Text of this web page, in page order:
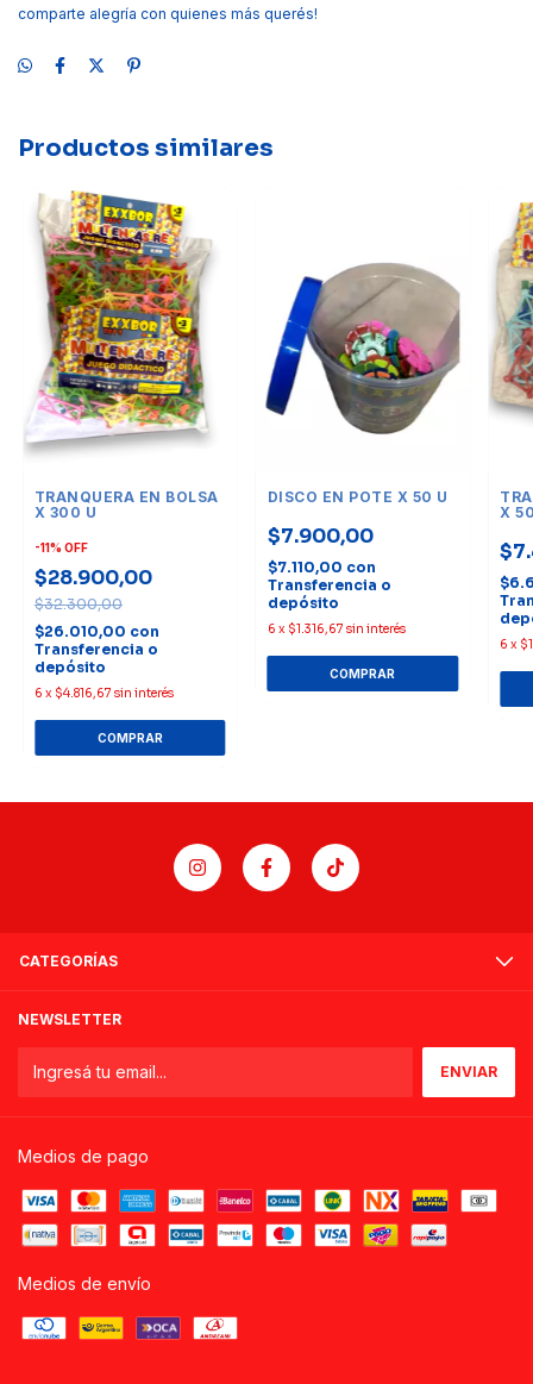
comparte alegría con quienes más querés!
Productos similares
TRANQUERA EN BOLSA
X 300 U
-11% OFF
$28.900,00
$32.300,00
$26.010,00 con
Transferencia o
depósito
6 x $4.816,67 sin interés
DISCO EN POTE X 50 U
$7.900,00
$7.110,00 con
Transferencia o
depósito
6 x $1.316,67 sin interés
X
6 x
CATEGORÍAS
NEWSLETTER
Medios de pago
Medios de envío